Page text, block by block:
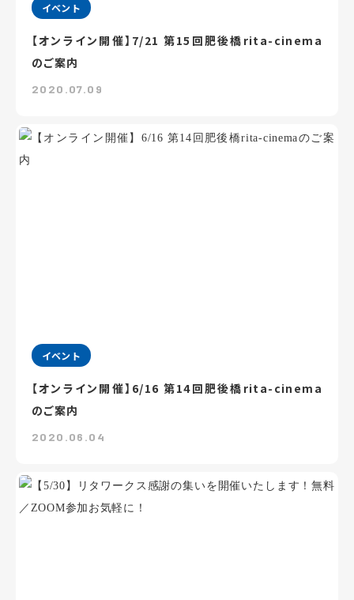
イベント
【オンライン開催】7/21 第15回肥後橋rita-cinema
のご案内
2020.07.09
イベント
【オンライン開催】6/16 第14回肥後橋rita-cinema
のご案内
2020.06.04